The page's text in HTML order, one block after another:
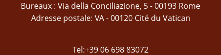
Bureaux : Via della Conciliazione, 5 - 00193 Rome
Adresse postale: VA - 00120 Cité du Vatican
Tel:+39 06 698 83072